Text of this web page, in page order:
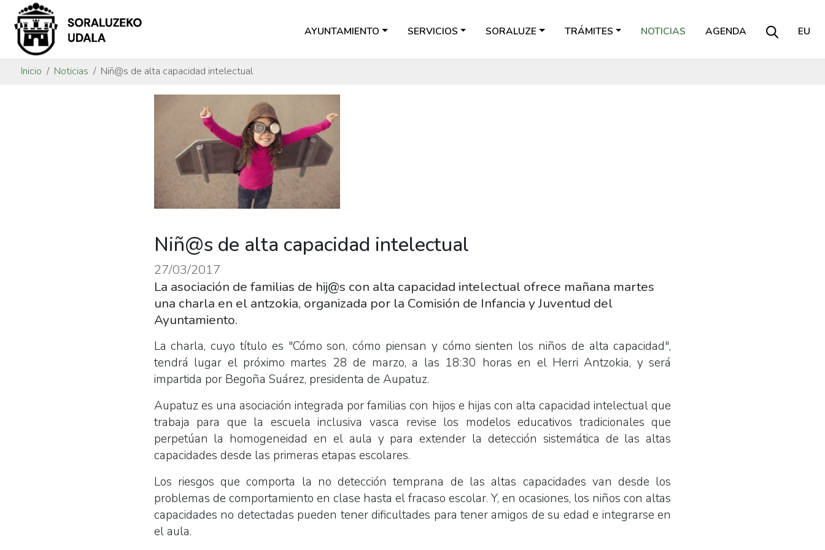
AYUNTAMIENTO SERVICIOS SORALUZE TRÁMITES NOTICIAS AGENDA EU
Inicio Noticias Niñ@s de alta capacidad intelectual
Niñ@s de alta capacidad intelectual
27/03/2017
La asociación de familias de hij@s con alta capacidad intelectual ofrece mañana martes
una charla en el antzokia, organizada por la Comisión de Infancia y Juventud del
Ayuntamiento.
La charla, cuyo título es "Cómo son, cómo piensan y cómo sienten los niños de alta capacidad",
tendrá lugar el próximo martes 28 de marzo, a las 18:30 horas en el Herri Antzokia, y será
impartida por Begoña Suárez, presidenta de Aupatuz.
Aupatuz es una asociación integrada por familias con hijos e hijas con alta capacidad intelectual que
trabaja para que la escuela inclusiva vasca revise los modelos educativos tradicionales que
perpetúan la homogeneidad en el aula y para extender la detección sistemática de las altas
capacidades desde las primeras etapas escolares.
Los riesgos que comporta la no detección temprana de las altas capacidades van desde los
problemas de comportamiento en clase hasta el fracaso escolar. Y, en ocasiones, los niños con altas
capacidades no detectadas pueden tener dificultades para tener amigos de su edad e integrarse en
el aula.